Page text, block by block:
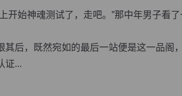
始神魂测试了，走吧。”那中年男子看
，既然宛如的最后一站便是这一品阁
证...